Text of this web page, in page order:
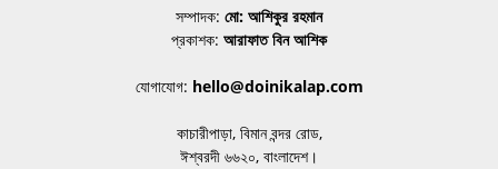
সম্পাদক: মো: আশিকুর রহমান
প্রকাশক: আরাফাত বিন আশিক
যোগাযোগ: hello@doinikalap.com
কাচারীপাড়া, বিমান বন্দর রোড,
ঈশ্বরদী ৬৬২০, বাংলাদেশ।